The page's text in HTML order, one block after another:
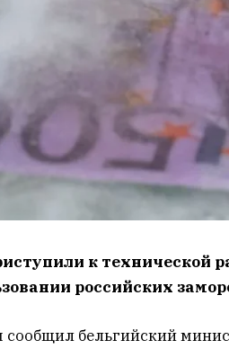
к технической
российских
сообщил бельгийский